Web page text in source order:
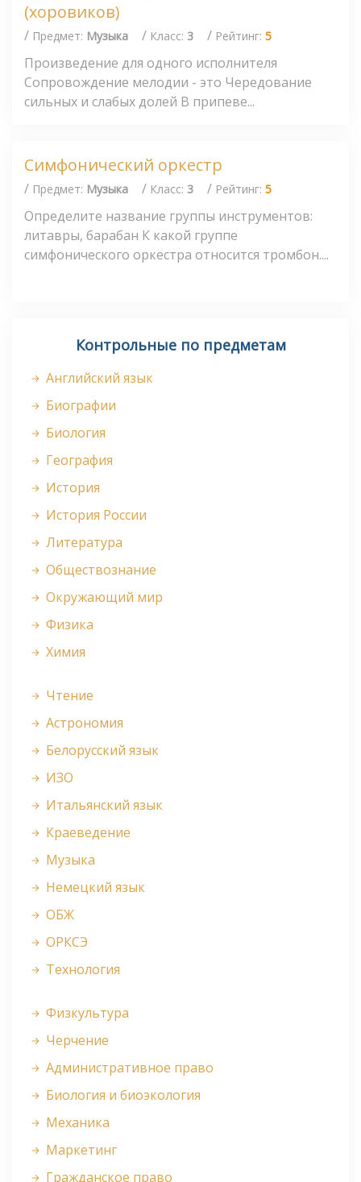
(хоровиков)
/ Предмет: Музыка / Класс: 3 / Рейтинг: 5
Произведение для одного исполнителя
Сопровождение мелодии - это Чередование
сильных и слабых долей В припеве...
Симфонический оркестр
/ Предмет: Музыка / Класс: 3 / Рейтинг: 5
Определите название группы инструментов:
литавры, барабан К какой группе
симфонического оркестра относится тромбон....
Контрольные по предметам
Английский язык
Биографии
Биология
География
История
История России
Литература
Обществознание
Окружающий мир
Физика
Химия
Чтение
Астрономия
Белорусский язык
ИЗО
Итальянский язык
Краеведение
Музыка
Немецкий язык
ОБЖ
ОРКСЭ
Технология
Физкультура
Черчение
Административное право
Биология и биоэкология
Механика
Маркетинг
Гражданское право